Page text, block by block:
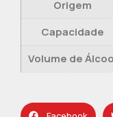
Origem
Capacidade
Volume de